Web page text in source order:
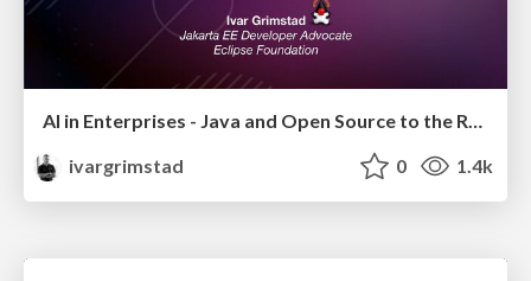
AI in Enterprises - Java and Open Source to the Rescue
ivargrimstad
0 1.4k